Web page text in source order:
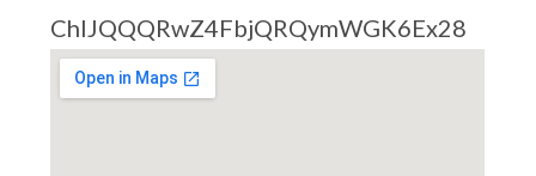
ChIJQQQRwZ4FbjQRQymWGK6Ex28